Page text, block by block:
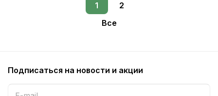
1
2
Все
Подписаться на новости и акции